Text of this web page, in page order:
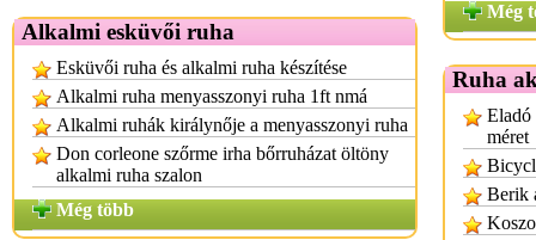
Alkalmi esküvői ruha
Esküvői ruha és alkalmi ruha készítése
Alkalmi ruha menyasszonyi ruha 1ft nmá
Alkalmi ruhák királynője a menyasszonyi ruha
Don corleone szőrme irha bőrruházat öltöny
alkalmi ruha szalon
Még több
Még
Ruha
Eladó
méret
Berik